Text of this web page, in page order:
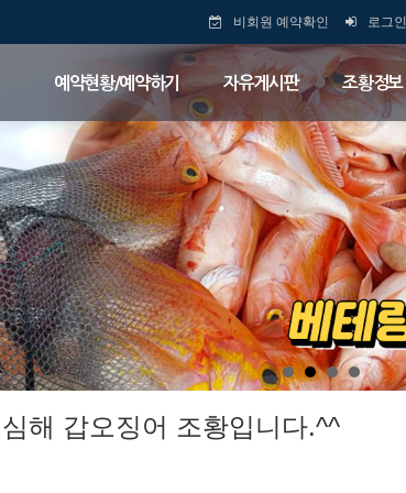
비회원 예약확인 로그인
예약현황/예약하기 자유게시판 조황정보
해 갑오징어 조황입니다.^^